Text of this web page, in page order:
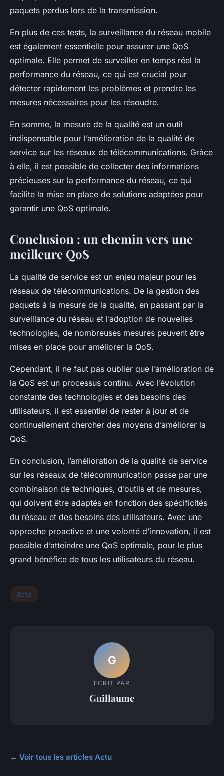
paquets perdus lors de la transmission.
En plus de ces tests, la surveillance du réseau mobile
est également essentielle pour assurer une QoS
optimale. Elle permet de surveiller en temps réel la
performance du réseau, ce qui est crucial pour
détecter rapidement les problèmes et prendre les
mesures nécessaires pour les résoudre.
En somme, la mesure de la qualité est un outil
indispensable pour l’amélioration de la qualité de
service sur les réseaux de télécommunications. Grâce
à elle, il est possible de collecter des informations
précieuses sur la performance du réseau, ce qui
facilite la mise en place de solutions adaptées pour
garantir une QoS optimale.
Conclusion : un chemin vers une
meilleure QoS
La qualité de service est un enjeu majeur pour les
réseaux de télécommunications. De la gestion des
paquets à la mesure de la qualité, en passant par la
surveillance du réseau et l’adoption de nouvelles
technologies, de nombreuses mesures peuvent être
mises en place pour améliorer la QoS.
Cependant, il ne faut pas oublier que l’amélioration de
la QoS est un processus continu. Avec l’évolution
constante des technologies et des besoins des
utilisateurs, il est essentiel de rester à jour et de
continuellement chercher des moyens d’améliorer la
QoS.
En conclusion, l’amélioration de la qualité de service
sur les réseaux de télécommunication passe par une
combinaison de techniques, d’outils et de mesures,
qui doivent être adaptés en fonction des spécificités
du réseau et des besoins des utilisateurs. Avec une
approche proactive et une volonté d’innovation, il est
possible d’atteindre une QoS optimale, pour le plus
grand bénéfice de tous les utilisateurs du réseau.
Actu
G
ECRIT PAR
Guillaume
← Voir tous les articles Actu